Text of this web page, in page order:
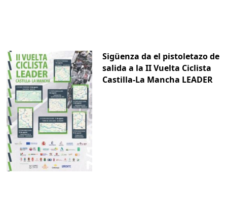
Sigüenza da el pistoletazo de
salida a la II Vuelta Ciclista
Castilla-La Mancha LEADER